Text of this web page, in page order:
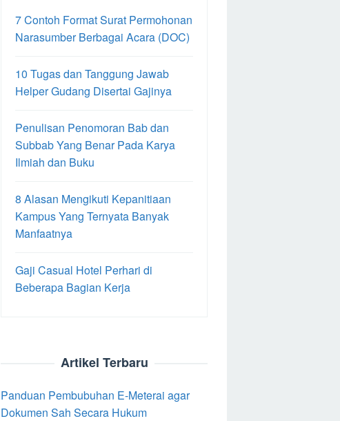
7 Contoh Format Surat Permohonan
Narasumber Berbagai Acara (DOC)
10 Tugas dan Tanggung Jawab
Helper Gudang Disertai Gajinya
Penulisan Penomoran Bab dan
Subbab Yang Benar Pada Karya
Ilmiah dan Buku
8 Alasan Mengikuti Kepanitiaan
Kampus Yang Ternyata Banyak
Manfaatnya
Gaji Casual Hotel Perhari di
Beberapa Bagian Kerja
Artikel Terbaru
Panduan Pembubuhan E-Meterai agar
Dokumen Sah Secara Hukum